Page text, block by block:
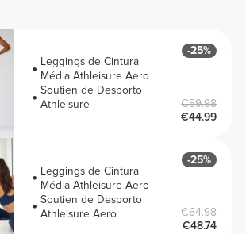
Leggings de Cintura
Média Athleisure Aero
Soutien de Desporto
Athleisure
-25%
€59.98
€44.99
Leggings de Cintura
Média Athleisure Aero
Soutien de Desporto
Athleisure Aero
-25%
€64.98
€48.74